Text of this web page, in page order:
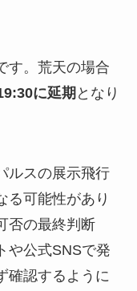
す。荒天の場合
に延期 となり
ルスの展示飛行
る可能性があり
否の最終判断
や公式SNSで発
確認するように